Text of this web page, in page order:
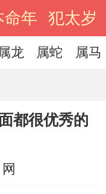
命年 犯太岁
属龙 属蛇 属马
都很优秀的